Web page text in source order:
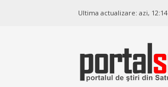
Ultima actualizare: azi, 12:14